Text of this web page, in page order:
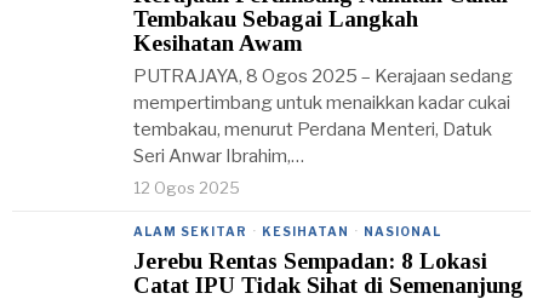
Tembakau Sebagai Langkah
Kesihatan Awam
PUTRAJAYA, 8 Ogos 2025 – Kerajaan sedang
mempertimbang untuk menaikkan kadar cukai
tembakau, menurut Perdana Menteri, Datuk
Seri Anwar Ibrahim,…
12 Ogos 2025
ALAM SEKITAR · KESIHATAN · NASIONAL
Jerebu Rentas Sempadan: 8 Lokasi
Catat IPU Tidak Sihat di Semenanjung